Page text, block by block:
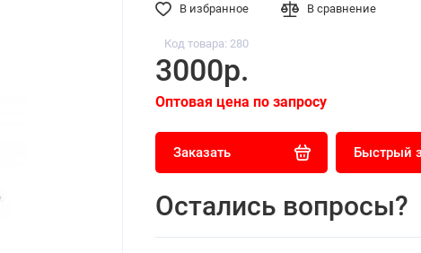
Код товара: 280
3000р.
Оптовая цена по запросу
Заказать Быстрый
Остались вопросы?
В избранное В сравнение